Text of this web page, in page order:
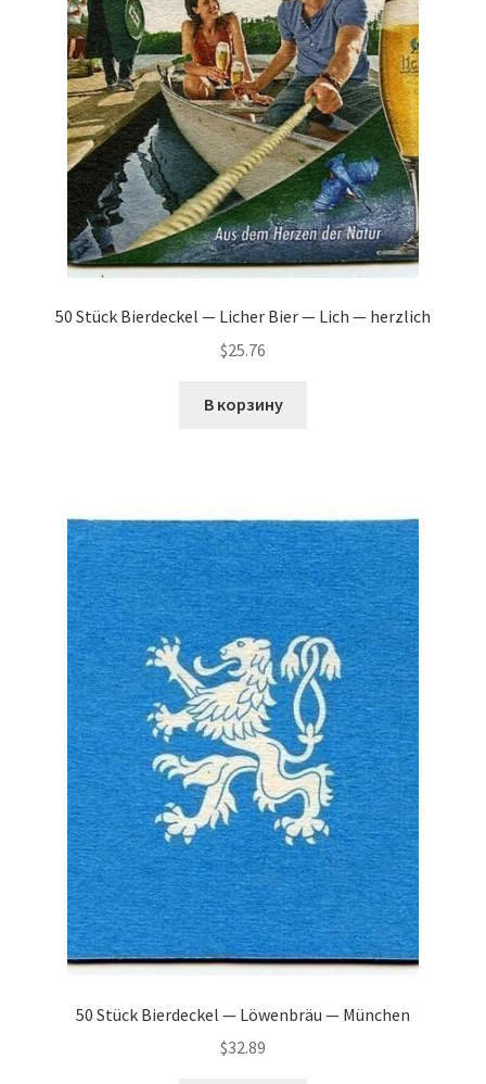
50 Stück Bierdeckel — Licher Bier — Lich — herzlich
$25.76
В корзину
50 Stück Bierdeckel — Löwenbräu — München
$32.89